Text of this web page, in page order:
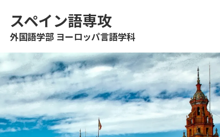
スペイン語専攻
外国語学部 ヨーロッパ言語学科